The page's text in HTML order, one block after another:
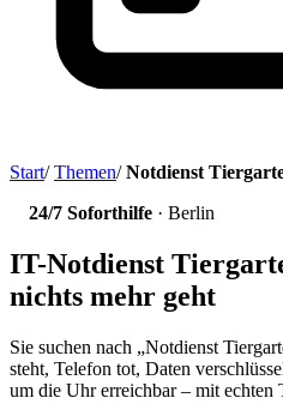
Start/ Themen/ Notdienst
24/7 Soforthilfe · Berlin
IT-Notdienst
nichts mehr geht
Sie suchen nach „Notdienst
steht, Telefon tot, Daten
um die Uhr erreichbar – mit echten